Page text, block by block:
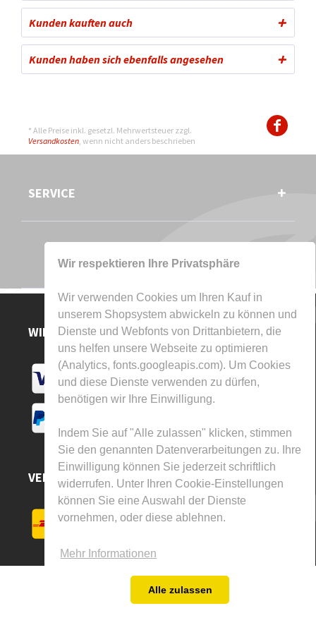
Wir respektieren Ihre Privatsphäre
Wir verwenden Cookies um Ihren Kauf in
unserem Shopsystem abwickeln zu können und
Dienste und Webfonts von Drittanbietern, die
uns helfen unsere Webseite zu optimieren
(Analytics, fonts.googleapis.com). Um Cookies
und diese Dienste verwenden zu dürfen,
benötigen wir Ihre Einwilligung.
Indem Sie auf "Alle zulassen" klicken, stimmen
Sie den genannten Datenverarbeitungen zu. Ihre
Einwilligung können Sie jederzeit schriftlich
widerrufen. Unter Ihren Cookie-Einstellungen
können Sie eine Auswahl der Dienste
vornehmen, oder diese ablehnen.
Mehr Informationen
Alle zulassen
Kunden kauften auch
Kunden haben sich ebenfalls angesehen
* Alle Preise inkl. gesetzl. Mehrwertsteuer zzgl.
Versandkosten , wenn nicht anders beschrieben
SERVICE
WIR AKZEPTIEREN
VERSAND DURCH